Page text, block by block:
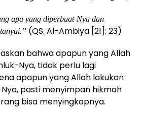
apa yang diperbuat-Nya dan
(QS. Al-Ambiya [21]: 23)
bahwa apapun yang Allah
Nya, tidak perlu lagi
apapun yang Allah lakukan
pasti menyimpan hikmah
bisa menyingkapnya.